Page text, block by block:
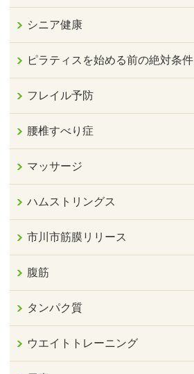
シニア健康
ピラティスを始める前の絶対条件
フレイル予防
腰椎すべり症
マッサージ
ハムストリングス
市川市筋膜リリース
腹筋
タンパク質
ウエイトトレーニング